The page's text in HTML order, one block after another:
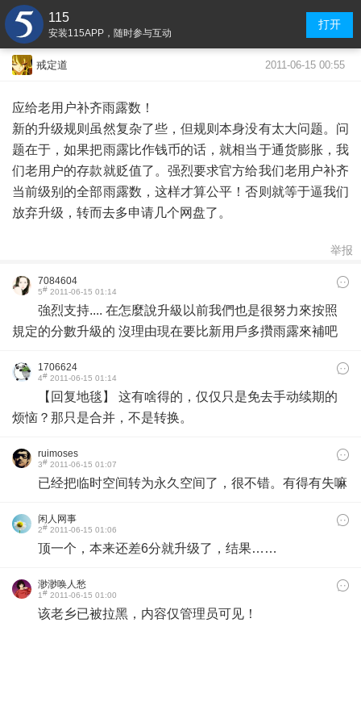
115
安装115APP，随时参与互动
打开
戒定道 2011-06-15 00:55
应给老用户补齐雨露数！
新的升级规则虽然复杂了些，但规则本身没有太大问题。问
题在于，如果把雨露比作钱币的话，就相当于通货膨胀，我
们老用户的存款就贬值了。强烈要求官方给我们老用户补齐
当前级别的全部雨露数，这样才算公平！否则就等于逼我们
放弃升级，转而去多申请几个网盘了。
举报
7084604
5# 2011-06-15 01:14
強烈支持.... 在怎麼說升級以前我們也是很努力來按照
規定的分數升級的 沒理由現在要比新用戶多攢雨露來補吧
1706624
4# 2011-06-15 01:14
【回复地毯】 这有啥得的，仅仅只是免去手动续期的
烦恼？那只是合并，不是转换。
ruimoses
3# 2011-06-15 01:07
已经把临时空间转为永久空间了，很不错。有得有失嘛
闲人网事
2# 2011-06-15 01:06
顶一个，本来还差6分就升级了，结果……
渺渺唤人愁
1# 2011-06-15 01:00
该老乡已被拉黑，内容仅管理员可见！